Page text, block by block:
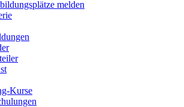
melden
Kurse